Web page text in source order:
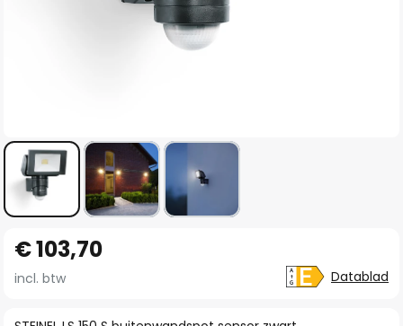
naar
het
van
€ 103,70
incl. btw Datablad